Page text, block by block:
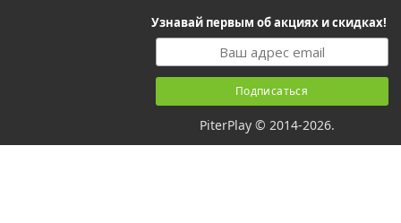
Узнавай первым об акциях и скидках!
PiterPlay © 2014-2026.